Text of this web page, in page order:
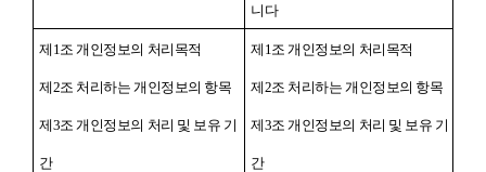
니다
제1조 개인정보의 처리목적
제2조 처리하는 개인정보의 항목
제3조 개인정보의 처리 및 보유 기
간
제1조 개인정보의 처리목적
제2조 처리하는 개인정보의 항목
제3조 개인정보의 처리 및 보유 기
간